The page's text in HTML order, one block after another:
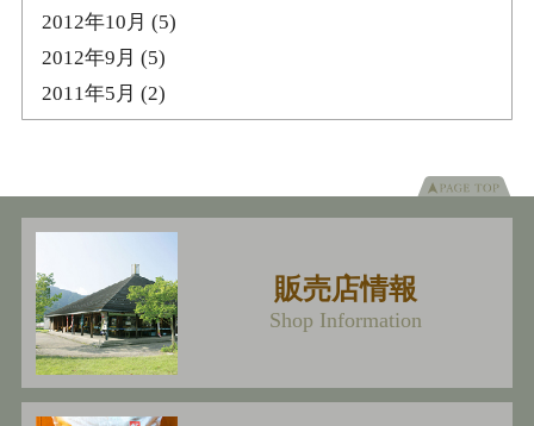
2012年10月 (5)
2012年9月 (5)
2011年5月 (2)
販売店情報
Shop Information